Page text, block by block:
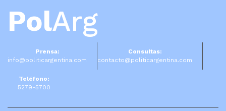
PolArg
Prensa:
info@politicargentina.com
Consultas:
contacto@politicargentina.com
Teléfono:
5279-5700